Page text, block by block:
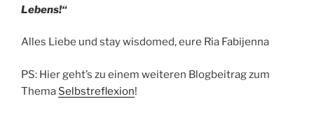
Lebens!“
Alles Liebe und stay wisdomed, eure Ria Fabijenna
PS: Hier geht’s zu einem weiteren Blogbeitrag zum
Thema Selbstreflexion!